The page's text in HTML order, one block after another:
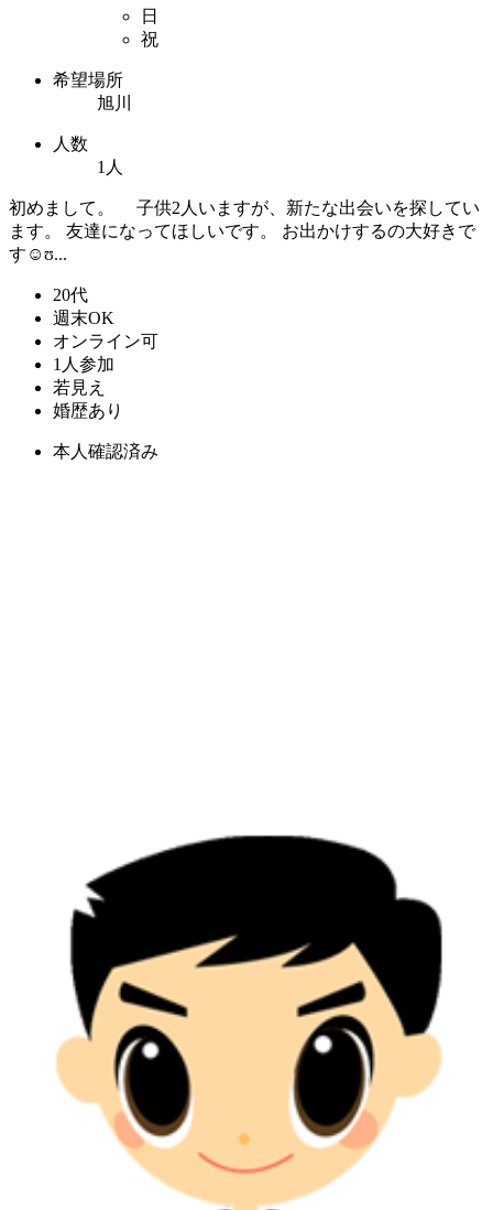
日
祝
希望場所
旭川
人数
1人
初めまして。 子供2人いますが、新たな出会いを探してい
ます。 友達になってほしいです。 お出かけするの大好きで
す☺ʊ...
20代
週末OK
オンライン可
1人参加
若見え
婚歴あり
本人確認済み